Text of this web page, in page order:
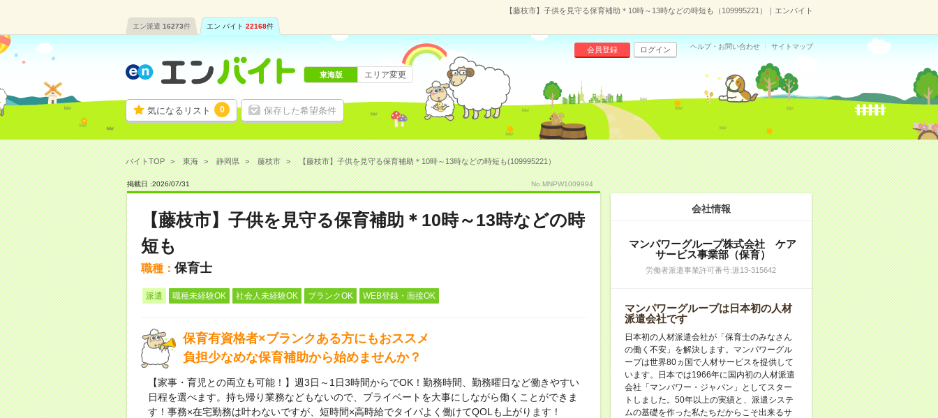
【藤枝市】子供を見守る保育補助＊10時～13時などの時短も（109995221）｜エンバイト
エン派遣 16273件 エン バイト 22168件
気になるリスト 0 保存した希望条件
会員登録 ログイン ヘルプ・お問い合わせ サイトマップ
東海版 エリア変更
バイトTOP 東海 静岡県 藤枝市 【藤枝市】子供を見守る保育補助＊10時～13時などの時短も(109995221）
掲載日 :2026/07/31 No.MNPW1009994
【藤枝市】子供を見守る保育補助＊10時～13時などの時
短も
職種： 保育士
派遣 職種未経験OK 社会人未経験OK ブランクOK WEB登録・面接OK
保育有資格者×ブランクある方にもおススメ
負担少なめな保育補助から始めませんか？
【家事・育児との両立も可能！】週3日～1日3時間からでOK！勤務時間、勤務曜日など働きやすい
日程を選べます。持ち帰り業務などもないので、プライベートを大事にしながら働くことができま
す！事務×在宅勤務は叶わないですが、短時間×高時給でタイパよく働けてQOLも上がります！
会社情報
マンパワーグループ株式会社 ケア
サービス事業部（保育）
労働者派遣事業許可番号:派13-315642
マンパワーグループは日本初の人材
派遣会社です
日本初の人材派遣会社が「保育士のみなさん
の働く不安」を解決します。マンパワーグル
ープは世界80ヵ国で人材サービスを提供して
います。日本では1966年に国内初の人材派遣
会社「マンパワー・ジャパン」としてスター
トしました。50年以上の実績と、派遣システ
ムの基礎を作った私たちだからこそ出来るサ